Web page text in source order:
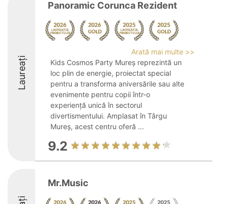
Laureați
Panoramic Corunca Rezident
Arată mai multe >>
Kids Cosmos Party Mureș reprezintă un
loc plin de energie, proiectat special
pentru a transforma aniversările sau alte
evenimente pentru copii într-o
experiență unică în sectorul
divertismentului. Amplasat în Târgu
Mureș, acest centru oferă ...
9.2
Mr.Music